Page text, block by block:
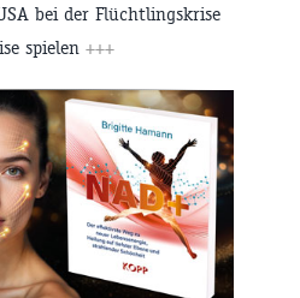
bei der Flüchtlingskrise
spielen +++